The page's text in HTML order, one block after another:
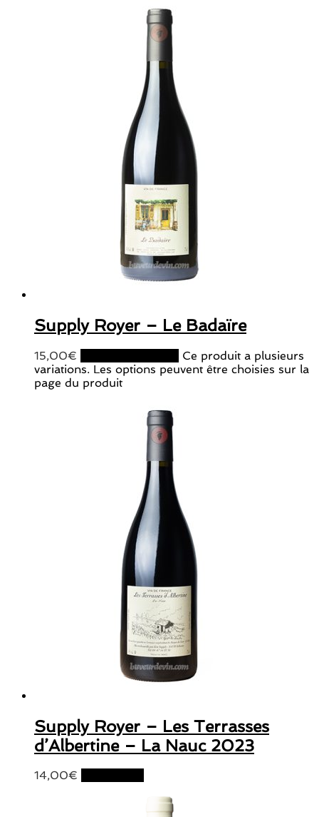
Supply Royer – Le Badaïre
15,00€
Ce produit a plusieurs
variations. Les options peuvent être choisies sur la
page du produit
Supply Royer – Les Terrasses
d’Albertine – La Nauc 2023
14,00€